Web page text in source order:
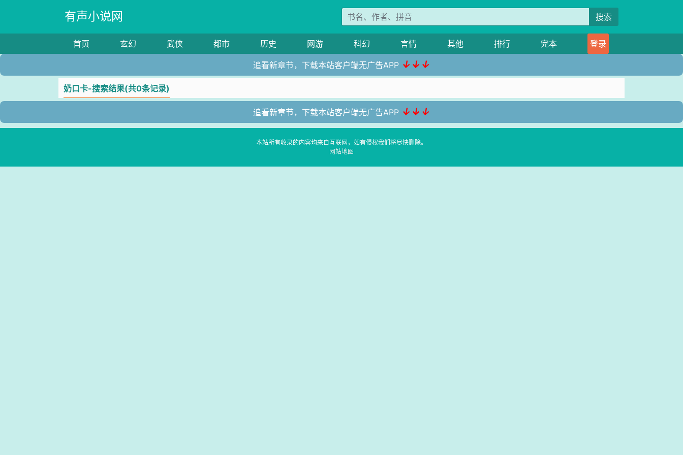
有声小说网 搜索
首页 玄幻 武侠 都市 历史 网游 科幻 言情 其他 排行 完本 登录
追看新章节，下载本站客户端无广告APP ↓↓↓
奶口卡-搜索结果(共0条记录)
追看新章节，下载本站客户端无广告APP ↓↓↓
本站所有收录的内容均来自互联网，如有侵权我们将尽快删除。
网站地图